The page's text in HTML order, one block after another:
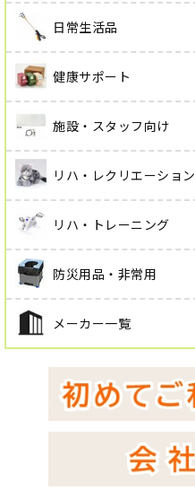
日常生活品
健康サポート
施設・スタッフ向け
リハ・レクリエーション
リハ・トレーニング
防災用品・非常用
メーカー一覧